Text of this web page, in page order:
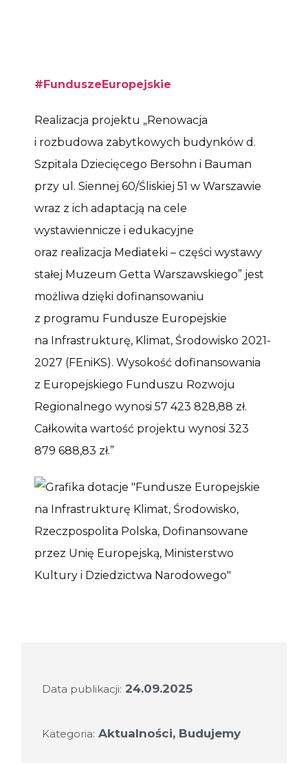
#FunduszeEuropejskie
Realizacja projektu „Renowacja
i rozbudowa zabytkowych budynków d.
Szpitala Dziecięcego Bersohn i Bauman
przy ul. Siennej 60/Śliskiej 51 w Warszawie
wraz z ich adaptacją na cele
wystawiennicze i edukacyjne
oraz realizacja Mediateki – części wystawy
stałej Muzeum Getta Warszawskiego” jest
możliwa dzięki dofinansowaniu
z programu Fundusze Europejskie
na Infrastrukturę, Klimat, Środowisko 2021-
2027 (FEniKS). Wysokość dofinansowania
z Europejskiego Funduszu Rozwoju
Regionalnego wynosi 57 423 828,88 zł.
Całkowita wartość projektu wynosi 323
879 688,83 zł.”
Data publikacji: 24.09.2025
Kategoria: Aktualności, Budujemy